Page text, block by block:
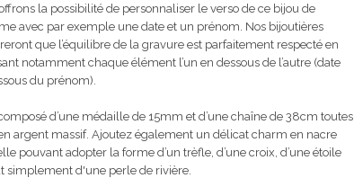
la possibilité de personnaliser le verso de ce bijou de
avec par exemple une date et un prénom. Nos bijoutières
que l’équilibre de la gravure est parfaitement respecté en
notamment chaque élément l’un en dessous de l’autre (date
du prénom).
d’une médaille de 15mm et d’une chaîne de 38cm toutes
argent massif. Ajoutez également un délicat charm en nacre
pouvant adopter la forme d’un trèfle, d’une croix, d’une étoile
simplement d'une perle de rivière.